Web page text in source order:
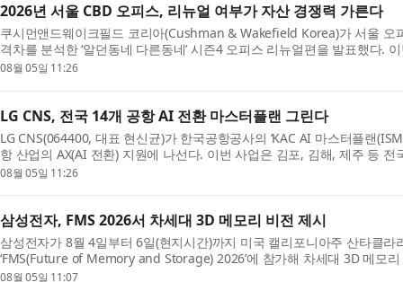
2026년 서울 CBD 오피스, 리뉴얼 여부가 자산 경쟁력 가른다
쿠시먼앤드웨이크필드 코리아(Cushman & Wakefield Korea)가 서울 오
격차를 분석한 ‘알던동네 다른동네’ 시즌4 오피스 리뉴얼편을 발표했다.
드가 독점 보유한 카드 빅데이터와 소셜 빅데이터, 부...
08월 05일 11:26
LG CNS, 전국 14개 공항 AI 전환 마스터플랜 그린다
LG CNS(064400, 대표 현신균)가 한국공항공사의 ‘KAC AI 마스터플랜
항 산업의 AX(AI 전환) 지원에 나선다. 이번 사업은 김포, 김해, 제주 등
용하기 위한 중장기 전략과 실행 로드맵을 수립...
08월 05일 11:26
삼성전자, FMS 2026서 차세대 3D 메모리 비전 제시
삼성전자가 8월 4일부터 6일(현지시간)까지 미국 캘리포니아주 산타클라
‘FMS(Future of Memory and Storage) 2026’에 참가해 차세대 3D 메모
의 목업(Mock-up)을 업계 최초로 공개하고, AI 시대를 이끌 차세대 ...
08월 05일 11:07